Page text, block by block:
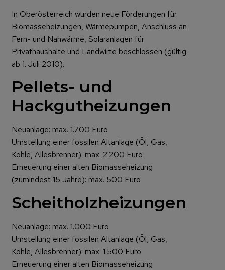
In Oberösterreich wurden neue Förderungen für
Biomasseheizungen, Wärmepumpen, Anschluss an
Fern- und Nahwärme, Solaranlagen für
Privathaushalte und Landwirte beschlossen (gültig
ab 1. Juli 2010).
Pellets- und
Hackgutheizungen
Neuanlage: max. 1.700 Euro
Umstellung einer fossilen Altanlage (Öl, Gas,
Kohle, Allesbrenner): max. 2.200 Euro
Erneuerung einer alten Biomasseheizung
(zumindest 15 Jahre): max. 500 Euro
Scheitholzheizungen
Neuanlage: max. 1.000 Euro
Umstellung einer fossilen Altanlage (Öl, Gas,
Kohle, Allesbrenner): max. 1.500 Euro
Erneuerung einer alten Biomasseheizung